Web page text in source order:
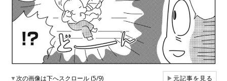
▼次の画像は下へスクロール (5/9) ▶元記事を見る